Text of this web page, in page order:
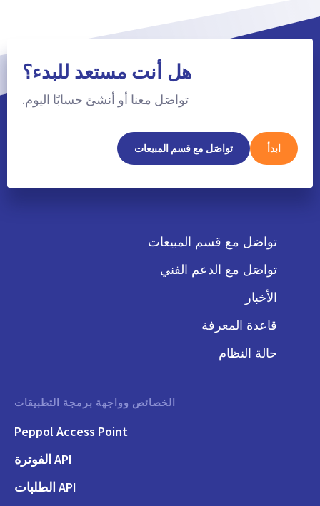
هل أنت مستعد للبدء؟
تواصَل معنا أو أنشئ حسابًا اليوم.
ابدأ تواصَل مع قسم المبيعات
تواصَل مع قسم المبيعات
تواصَل مع الدعم الفني
الأخبار
قاعدة المعرفة
حالة النظام
الخصائص وواجهة برمجة التطبيقات
Peppol Access Point
API الفوترة
API الطلبات